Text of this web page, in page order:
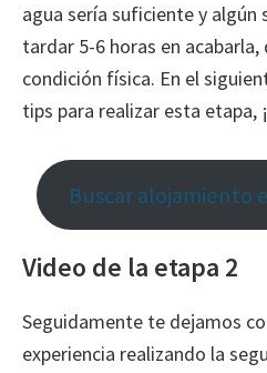
agua sería suficiente y algún
tardar 5-6 horas en
condición física. En el
tips para realizar esta etapa,
Buscar alojamiento
Video de la etapa 2
Seguidamente te dejamos
experiencia realizando la